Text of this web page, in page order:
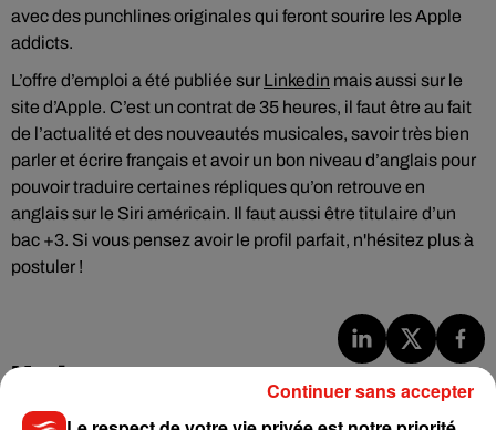
avec des punchlines originales qui feront sourire les Apple
addicts.
L’offre d’emploi a été publiée sur Linkedin mais aussi sur le
site d’Apple. C’est un contrat de 35 heures, il faut être au fait
de l’actualité et des nouveautés musicales, savoir très bien
parler et écrire français et avoir un bon niveau d’anglais pour
pouvoir traduire certaines répliques qu’on retrouve en
anglais sur le Siri américain. Il faut aussi être titulaire d’un
bac +3. Si vous pensez avoir le profil parfait, n'hésitez plus à
postuler !
Musique Continuer sans accepter